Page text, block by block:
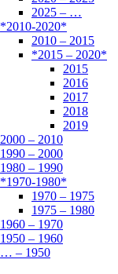
2025 – …
*2010-2020*
2010 – 2015
*2015 – 2020*
2015
2016
2017
2018
2019
2000 – 2010
1990 – 2000
1980 – 1990
*1970-1980*
1970 – 1975
1975 – 1980
1960 – 1970
1950 – 1960
… – 1950